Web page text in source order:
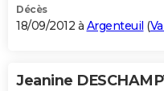
Décès
18/09/2012 à Argenteuil (
Jeanine